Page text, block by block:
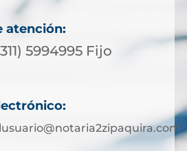
atención:
5994995 Fijo